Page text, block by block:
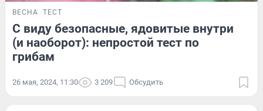
ВЕСНА ТЕСТ
С виду безопасные, ядовитые внутри
(и наоборот): непростой тест по
грибам
26 мая, 2024, 11:30 3 209 Обсудить